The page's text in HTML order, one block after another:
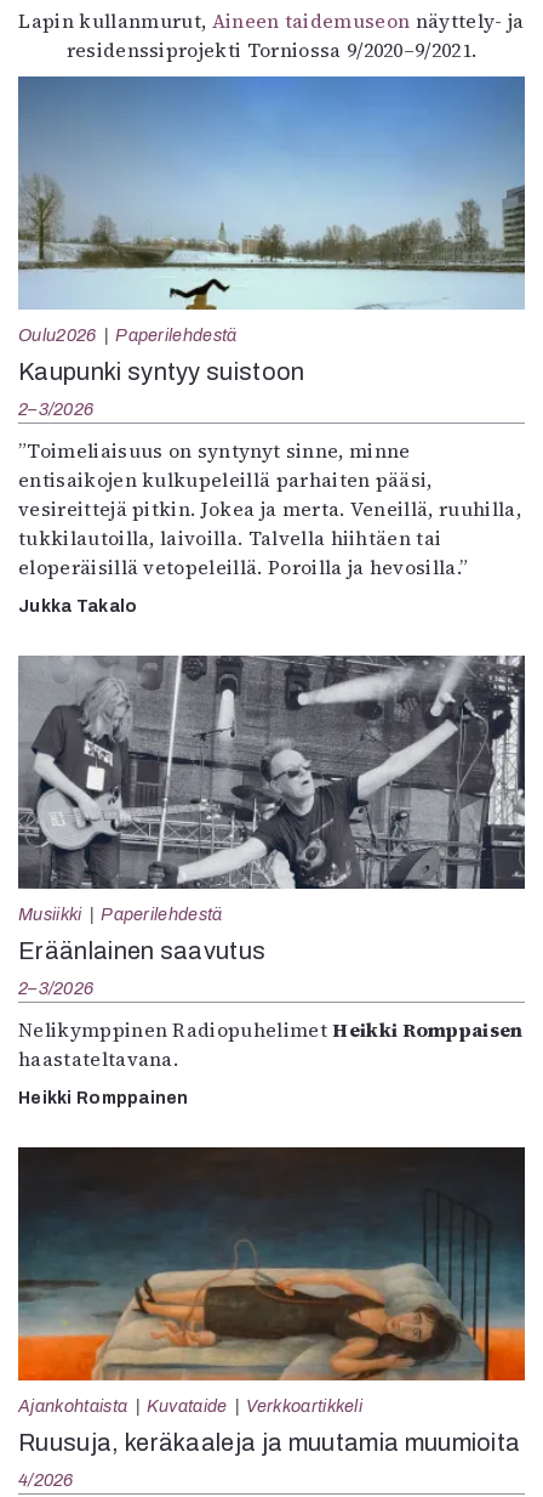
Lapin kullanmurut, Aineen taidemuseon näyttely- ja
residenssiprojekti Torniossa 9/2020–9/2021.
Oulu2026 Paperilehdestä
Kaupunki syntyy suistoon
2–3/2026
”Toimeliaisuus on syntynyt sinne, minne
entisaikojen kulkupeleillä parhaiten pääsi,
vesireittejä pitkin. Jokea ja merta. Veneillä, ruuhilla,
tukkilautoilla, laivoilla. Talvella hiihtäen tai
eloperäisillä vetopeleillä. Poroilla ja hevosilla.”
Jukka Takalo
Musiikki Paperilehdestä
Eräänlainen saavutus
2–3/2026
Nelikymppinen RadiopuhelimetHeikki Romppaisen
haastateltavana.
Heikki Romppainen
Ajankohtaista Kuvataide Verkkoartikkeli
Ruusuja, keräkaaleja ja muutamia muumioita
4/2026